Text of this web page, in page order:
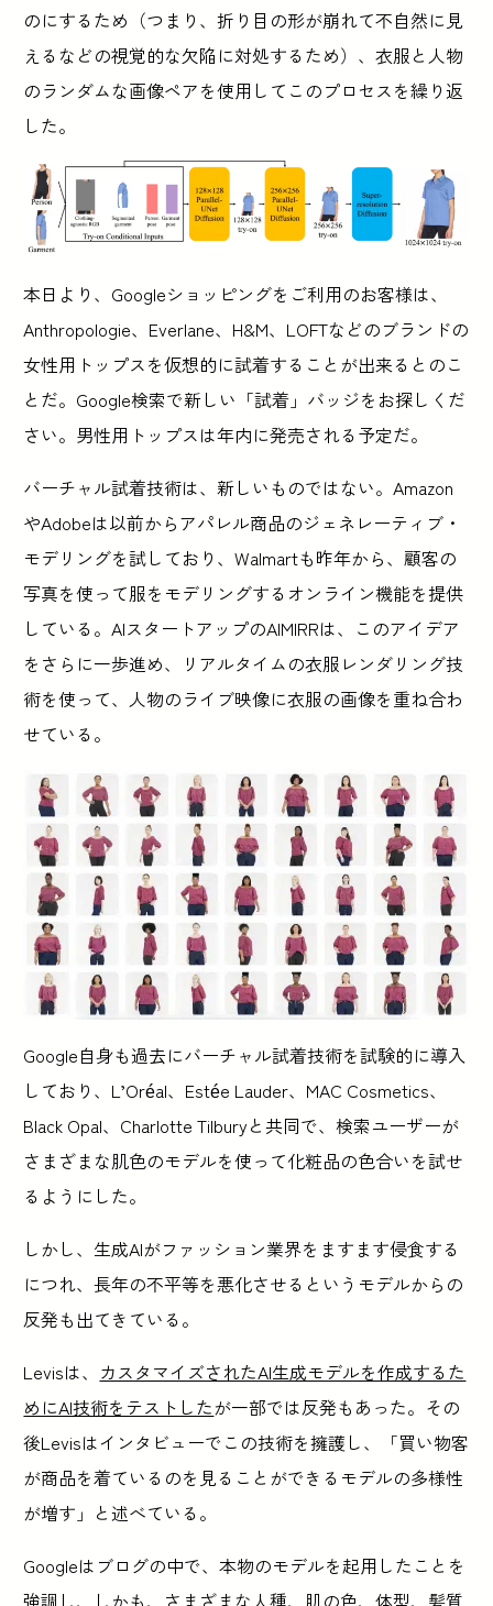
のにするため（つまり、折り目の形が崩れて不自然に見
えるなどの視覚的な欠陥に対処するため）、衣服と人物
のランダムな画像ペアを使用してこのプロセスを繰り返
した。
本日より、Googleショッピングをご利用のお客様は、
Anthropologie、Everlane、H&M、LOFTなどのブランドの
女性用トップスを仮想的に試着することが出来るとのこ
とだ。Google検索で新しい「試着」バッジをお探しくだ
さい。男性用トップスは年内に発売される予定だ。
バーチャル試着技術は、新しいものではない。Amazon
やAdobeは以前からアパレル商品のジェネレーティブ・
モデリングを試しており、Walmartも昨年から、顧客の
写真を使って服をモデリングするオンライン機能を提供
している。AIスタートアップのAIMIRRは、このアイデア
をさらに一歩進め、リアルタイムの衣服レンダリング技
術を使って、人物のライブ映像に衣服の画像を重ね合わ
せている。
Google自身も過去にバーチャル試着技術を試験的に導入
しており、L’Oréal、Estée Lauder、MAC Cosmetics、
Black Opal、Charlotte Tilburyと共同で、検索ユーザーが
さまざまな肌色のモデルを使って化粧品の色合いを試せ
るようにした。
しかし、生成AIがファッション業界をますます侵食する
につれ、長年の不平等を悪化させるというモデルからの
反発も出てきている。
Levisは、 カスタマイズされたAI生成モデルを作成するた
めにAI技術をテストしたが一部では反発もあった。その
後Levisはインタビューでこの技術を擁護し、「買い物客
が商品を着ているのを見ることができるモデルの多様性
が増す」と述べている。
Googleはブログの中で、本物のモデルを起用したことを